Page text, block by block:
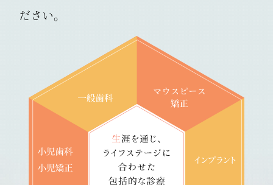
2025.12.27
【 年始の診療開始日について 】
診療開始 ：1月5日（月）～
WEB予約：休診中も24時間受付中
休暇期間中も予約システムをご利用いた
だけます。
来院をご検討中の方は、ぜひご活用くだ
さい。
ださい。